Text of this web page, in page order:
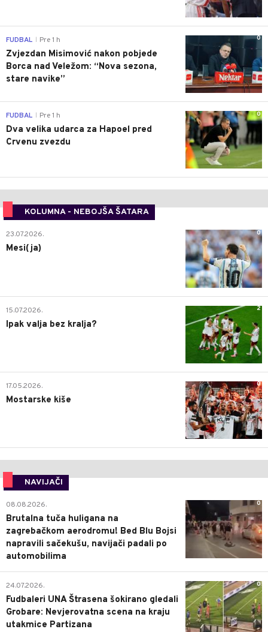
0
FUDBAL Pre 1 h
Zvjezdan Misimović nakon pobjede
Borca nad Veležom: “Nova sezona,
stare navike”
0
FUDBAL Pre 1 h
Dva velika udarca za Hapoel pred
Crvenu zvezdu
KOLUMNA - NEBOJŠA ŠATARA
0
23.07.2026.
Mesi(ja)
2
15.07.2026.
Ipak valja bez kralja?
0
17.05.2026.
Mostarske kiše
NAVIJAČI
0
08.08.2026.
Brutalna tuča huligana na
zagrebačkom aerodromu! Bed Blu Bojsi
napravili sačekušu, navijači padali po
automobilima
0
24.07.2026.
Fudbaleri UNA Štrasena šokirano gledali
Grobare: Nevjerovatna scena na kraju
utakmice Partizana